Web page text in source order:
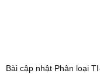
Bài cập nhật Phân loại